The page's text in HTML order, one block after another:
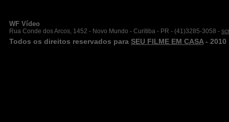
WF Vídeo
Rua Conde dos Arcos, 1452 - Novo Mundo - Curitiba - PR - (41)3285-3058 -
Todos os direitos reservados para SEU FILME EM CASA- 2010